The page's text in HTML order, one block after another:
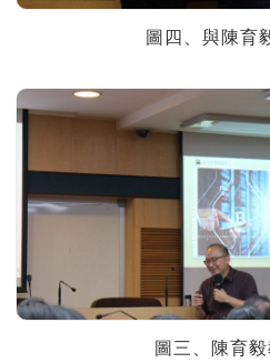
圖四、與陳育
圖三、陳育